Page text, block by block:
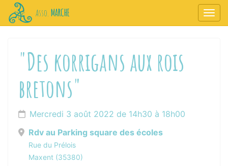
Asso. MARCHE
"Des korrigans aux rois
bretons"
Mercredi 3 août 2022 de 14h30 à 18h00
Rdv au Parking square des écoles
Rue du Prélois
Maxent (35380)
Panneau de gestion des cookies